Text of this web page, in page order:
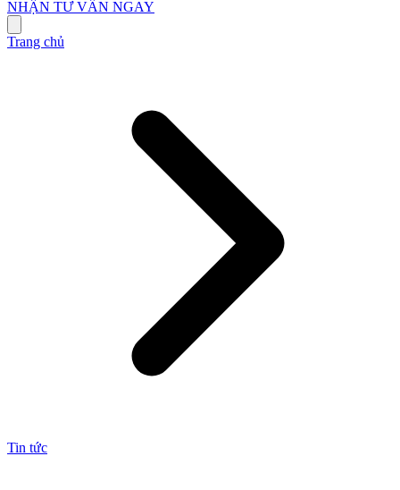
NHẬN TƯ VẤN NGAY
Trang chủ
Tin tức